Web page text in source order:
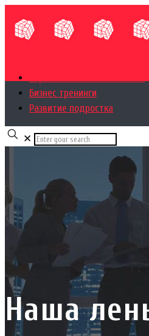
Бизнес тренинги
Развитие подростка
✕
Наша